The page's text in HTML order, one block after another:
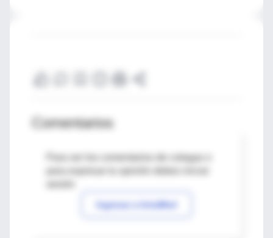
Comentarios
Para ver los comentarios de colegas o
Ingresar a IntraMed